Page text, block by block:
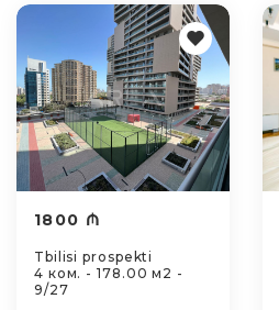
1800 ₼
Tbilisi prospekti
4 ком. - 178.00 м2 -
9/27